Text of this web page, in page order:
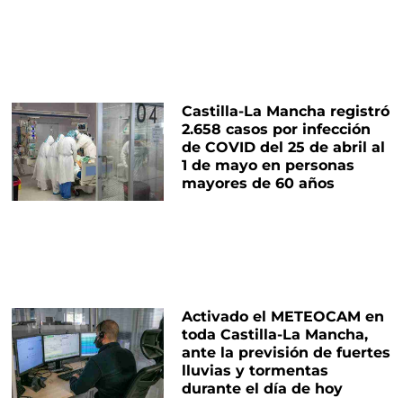
Castilla-La Mancha registró
2.658 casos por infección
de COVID del 25 de abril al
1 de mayo en personas
mayores de 60 años
Activado el METEOCAM en
toda Castilla-La Mancha,
ante la previsión de fuertes
lluvias y tormentas
durante el día de hoy